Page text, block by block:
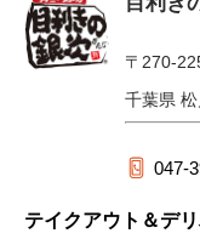
〒270-
千葉県
047-
テイクアウト＆デ